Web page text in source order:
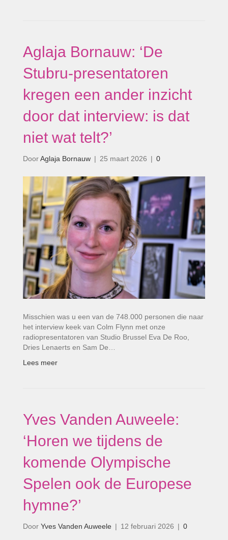
Aglaja Bornauw: ‘De
Stubru-presentatoren
kregen een ander inzicht
door dat interview: is dat
niet wat telt?’
DoorAglaja Bornauw | 25 maart 2026 | 0
Misschien was u een van de 748.000 personen die naar
het interview keek van Colm Flynn met onze
radiopresentatoren van Studio Brussel Eva De Roo,
Dries Lenaerts en Sam De…
Lees meer
Yves Vanden Auweele:
‘Horen we tijdens de
komende Olympische
Spelen ook de Europese
hymne?’
Door Yves Vanden Auweele | 12 februari 2026 | 0